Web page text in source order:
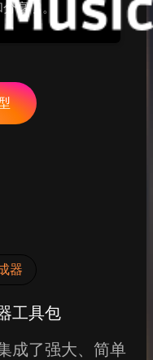
享了。
器
工具包
成了强大、简单